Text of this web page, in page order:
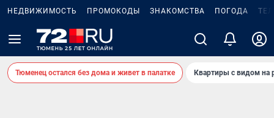
НЕДВИЖИМОСТЬ ПРОМОКОДЫ ЗНАКОМСТВА ПОГОДА
Тюменец остался без дома и живет в палатке Квартиры с видом на